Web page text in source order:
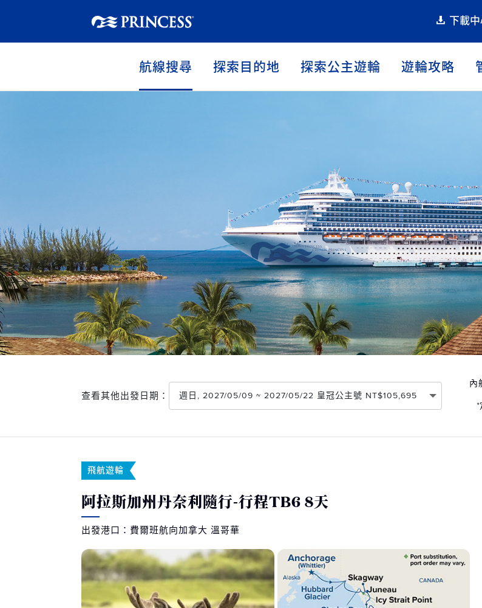
下載
航線搜尋 探索目的地 探索公主遊輪 遊輪攻略
查看其他出發日期： 週日, 2027/05/09 ~ 2027/05/22 皇冠公主號 NT$105,695
內
*
飛航遊輪
阿拉斯加州丹奈利隨行-行程TB6 8天
出發港口：費爾班航向加拿大 溫哥華